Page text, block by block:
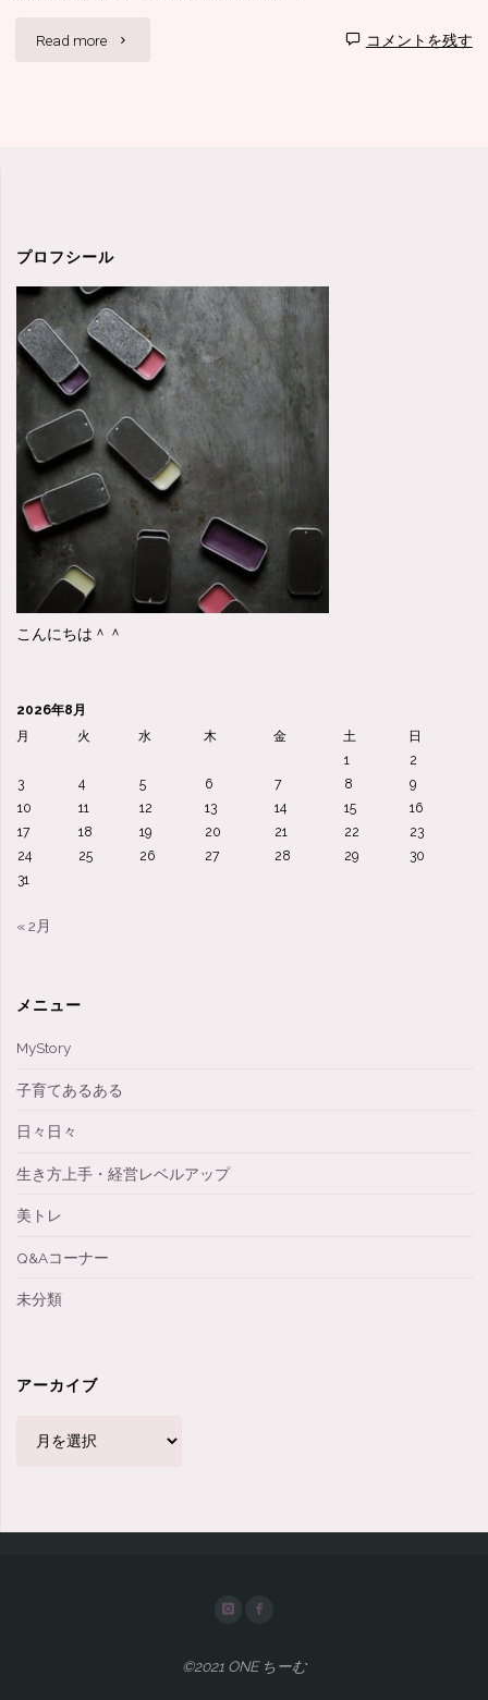
Read more "老
だ
っ
た！"
コメントを残す
プロフシール
こんにちは＾＾
2026年8月
月
火 水 木 金 土
日
1
2
3
4 5 6 7 8
9
10
11 12 13 14 15
16
17
18 19 20 21 22
23
24
25 26 27 28 29
30
31
« 2月
メニュー
MyStory
子育てあるある
日々日々
生き方上手・経営レベルアップ
美トレ
Q&Aコーナー
未分類
アーカイブ
ブ
©2021 ONE ちーむ